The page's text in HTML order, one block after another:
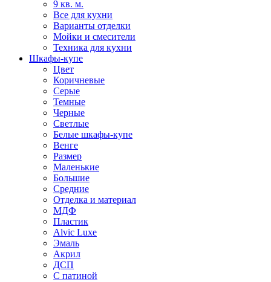
9 кв. м.
Все для кухни
Варианты отделки
Мойки и смесители
Техника для кухни
Шкафы-купе
Цвет
Коричневые
Серые
Темные
Черные
Светлые
Белые шкафы-купе
Венге
Размер
Маленькие
Большие
Средние
Отделка и материал
МДФ
Пластик
Alvic Luxe
Эмаль
Акрил
ДСП
С патиной